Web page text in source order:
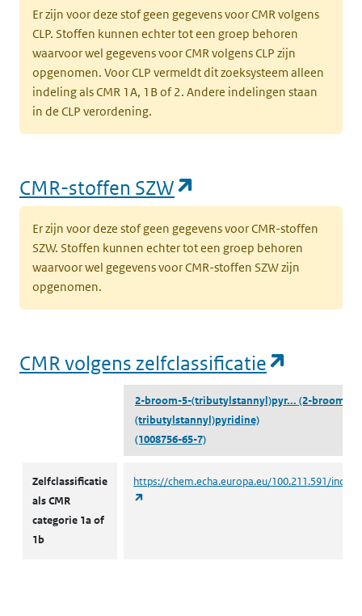
Er zijn voor deze stof geen gegevens voor CMR volgens
CLP. Stoffen kunnen echter tot een groep behoren
waarvoor wel gegevens voor CMR volgens CLP zijn
opgenomen. Voor CLP vermeldt dit zoeksysteem alleen
indeling als CMR 1A, 1B of 2. Andere indelingen staan
in de CLP verordening.
CMR-stoffen SZW
Er zijn voor deze stof geen gegevens voor CMR-stoffen
SZW. Stoffen kunnen echter tot een groep behoren
waarvoor wel gegevens voor CMR-stoffen SZW zijn
opgenomen.
CMR volgens zelfclassificatie
2-broom-5-(tributylstannyl)pyr... (2-broom-5-
(tributylstannyl)pyridine)
(1008756-65-7)
Zelfclassificatie
als CMR
categorie 1a of
1b
https://chem.echa.europa.eu/100.211.591/